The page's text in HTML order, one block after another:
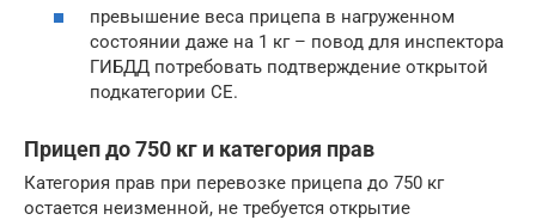
превышение веса прицепа в нагруженном
состоянии даже на 1 кг – повод для инспектора
ГИБДД потребовать подтверждение открытой
подкатегории СЕ.
Прицеп до 750 кг и категория прав
Категория прав при перевозке прицепа до 750 кг
остается неизменной, не требуется открытие